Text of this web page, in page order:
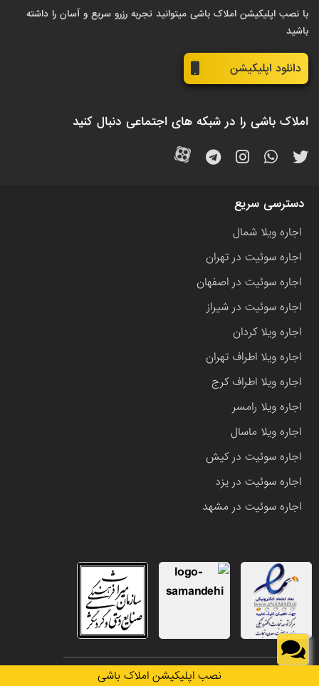
نصب اپلیکیشن املاک باشی
با نصب اپلیکیشن املاک باشی میتوانید تجربه رزرو سریع و آسان را داشته
باشید
دانلود اپلیکیشن
املاک باشی را در شبکه های اجتماعی دنبال کنید
دسترسی سریع
اجاره ویلا شمال
اجاره سوئیت در تهران
اجاره سوئیت در اصفهان
اجاره سوئیت در شیراز
اجاره ویلا کردان
اجاره ویلا اطراف تهران
اجاره ویلا اطراف کرج
اجاره ویلا رامسر
اجاره ویلا ماسال
اجاره سوئیت در کیش
اجاره سوئیت در یزد
اجاره سوئیت در مشهد
تمامی حقوق این وب سایت متعلق به املاک باشی می باشد.